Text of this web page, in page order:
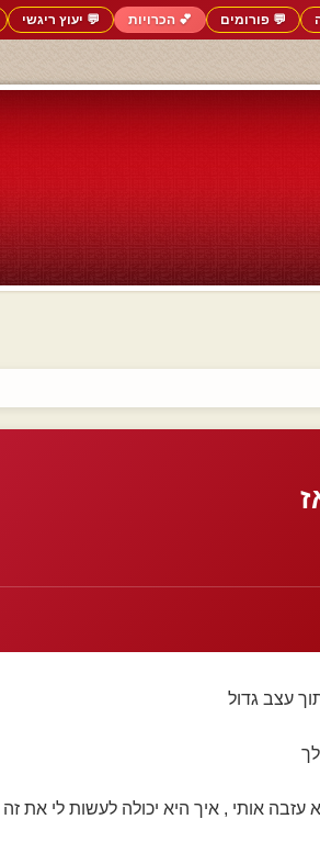
💬 פורומים 💕 הכרויות 💬 יעוץ ריגשי
עצב גדול
אותי , איך היא יכולה לעשות לי את זה